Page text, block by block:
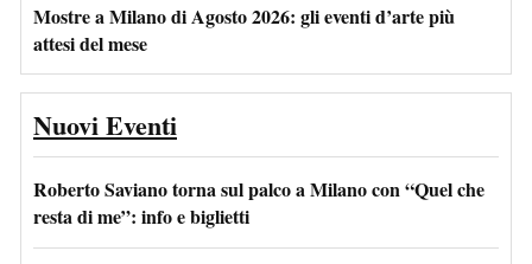
Mostre a Milano di Agosto 2026: gli eventi d’arte più
attesi del mese
Nuovi Eventi
Roberto Saviano torna sul palco a Milano con “Quel che
resta di me”: info e biglietti